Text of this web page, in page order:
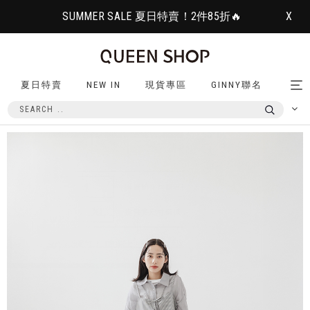
SUMMER SALE 夏日特賣！2件85折🔥 X
夏日特賣 NEW IN 現貨專區 GINNY聯名